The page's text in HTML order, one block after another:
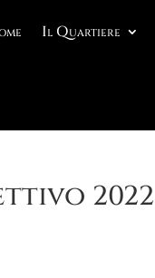
Il Quartiere
2022